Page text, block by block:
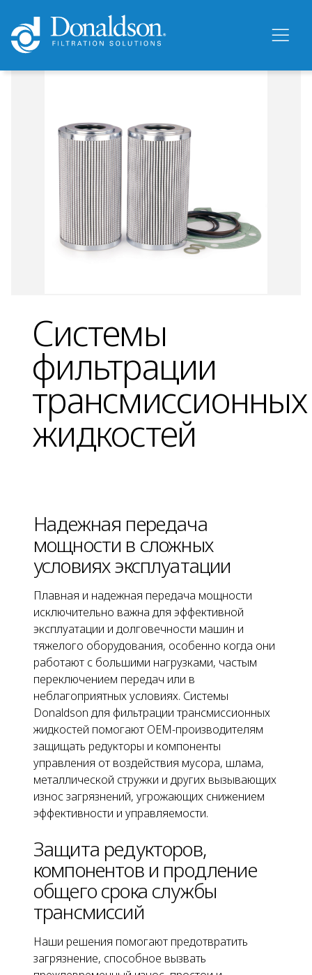
Системы
фильтрации
трансмиссионных
жидкостей
Надежная передача
мощности в сложных
условиях эксплуатации
Плавная и надежная передача мощности
исключительно важна для эффективной
эксплуатации и долговечности машин и
тяжелого оборудования, особенно когда они
работают с большими нагрузками, частым
переключением передач или в
неблагоприятных условиях. Системы
Donaldson для фильтрации трансмиссионных
жидкостей помогают OEM-производителям
защищать редукторы и компоненты
управления от воздействия мусора, шлама,
металлической стружки и других вызывающих
износ загрязнений, угрожающих снижением
эффективности и управляемости.
Защита редукторов,
компонентов и продление
общего срока службы
трансмиссий
Наши решения помогают предотвратить
загрязнение, способное вызвать